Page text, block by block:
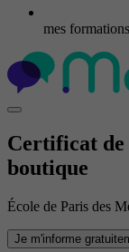
mes formations
Certificat de
boutique
École de Paris des
Je m'informe